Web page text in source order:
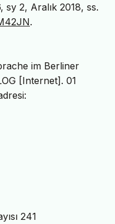
sy 2, Aralık 2018, ss.
.
im Berliner
[Internet]. 01
241